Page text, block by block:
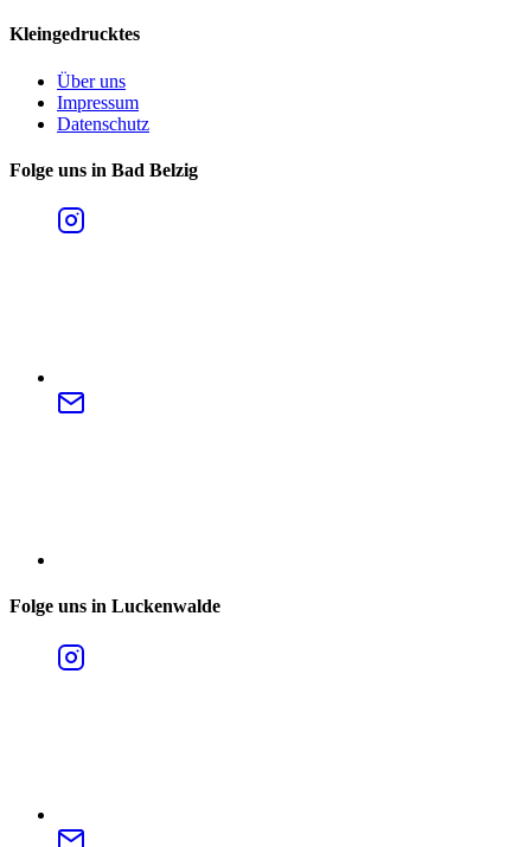
Kleingedrucktes
Über uns
Impressum
Datenschutz
Folge uns in Bad Belzig
Folge uns in Luckenwalde